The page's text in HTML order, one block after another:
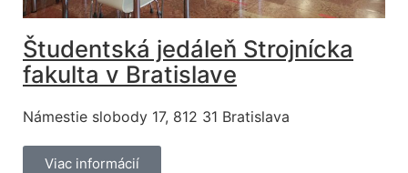
Študentská jedáleň Strojnícka
fakulta v Bratislave
Námestie slobody 17, 812 31 Bratislava
Viac informácií